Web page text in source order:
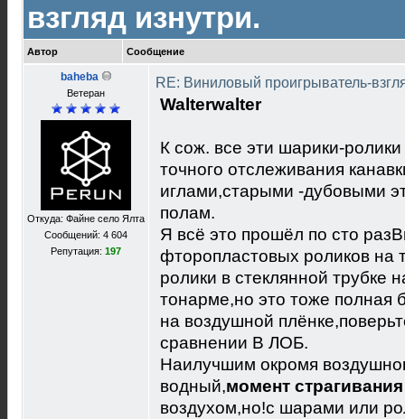
взгляд изнутри.
Автор Сообщение
baheba
Ветеран
Откуда: Файне село Ялта
Сообщений: 4 604
Репутация: 197
RE: Виниловый проигрыватель-
Walterwalter
К сож. все эти шарики-
точного отслеживания
иглами,старыми -дубовыми
полам.
Я всё это прошёл по сто
фторопластовых роликов на
ролики в стеклянной трубке
тонарме,но это тоже полная
на воздушной
сравнении В ЛОБ.
Наилучшим окромя
водный,момент страгивания
воздухом,но!с шарами или